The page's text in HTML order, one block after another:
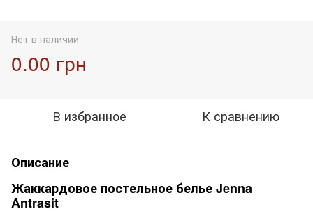
Нет в наличии
0.00 грн
В избранное К сравнению
Описание
Жаккардовое постельное белье Jenna
Antrasit